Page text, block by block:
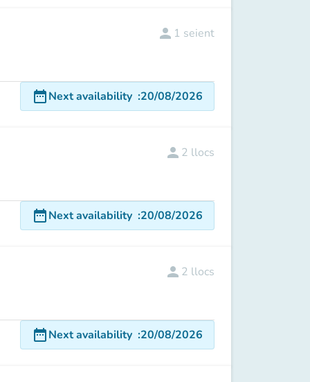
person 1 seient
date_rangeNext availability :20/08/2026
person 2 llocs
date_rangeNext availability :20/08/2026
person 2 llocs
date_rangeNext availability :20/08/2026